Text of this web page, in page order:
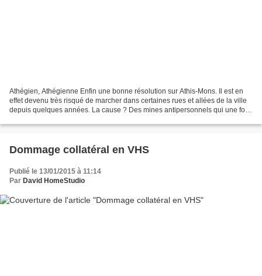
Athégien, Athégienne Enfin une bonne résolution sur Athis-Mons. Il est en
effet devenu très risqué de marcher dans certaines rues et allées de la ville
depuis quelques années. La cause ? Des mines antipersonnels qui une fois
Dommage collatéral en VHS
Publié le 13/01/2015 à 11:14
Par David HomeStudio